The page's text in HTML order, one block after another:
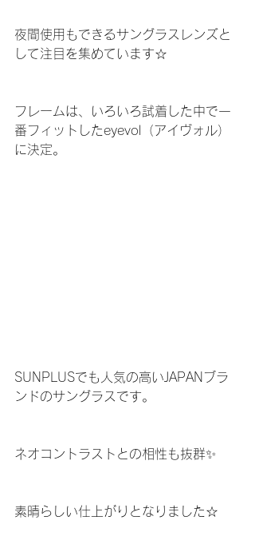
夜間使用もできるサングラスレンズと
して注目を集めています☆
フレームは、いろいろ試着した中で一
番フィットしたeyevol（アイヴォル）
に決定。
SUNPLUSでも人気の高いJAPANブラ
ンドのサングラスです。
ネオコントラストとの相性も抜群✨
素晴らしい仕上がりとなりました☆